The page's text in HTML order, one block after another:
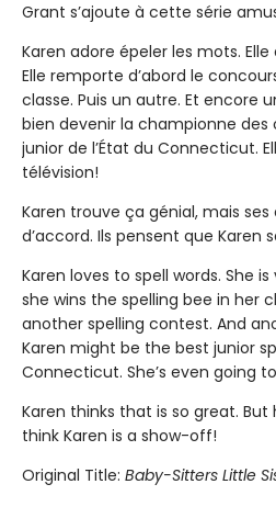
Grant s’ajoute à cette série
Karen adore épeler les mots.
Elle remporte d’abord le
classe. Puis un autre. Et encore
bien devenir la championne des
junior de l’État du Connecticut.
télévision!
Karen trouve ça génial, mais
d’accord. Ils pensent que Karen
Karen loves to spell words. She
she wins the spelling bee in her
another spelling contest. And
Karen might be the best junior
Connecticut. She’s even going
Karen thinks that is so great. But
think Karen is a show-off!
Original Title: Baby-Sitters Little